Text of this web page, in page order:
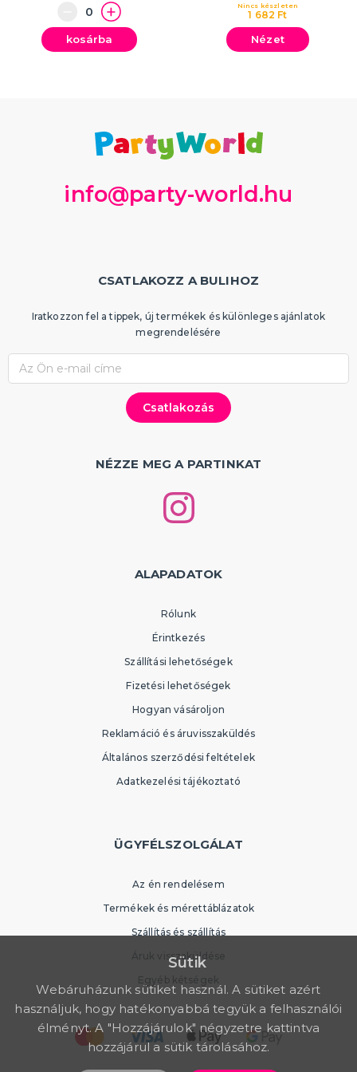
kosárba
1 682 Ft
Nincs készleten
Nézet
info@party-world.hu
CSATLAKOZZ A BULIHOZ
Iratkozzon fel a tippek, új termékek és különleges ajánlatok
megrendelésére
NÉZZE MEG A PARTINKAT
ALAPADATOK
Rólunk
Érintkezés
Szállítási lehetőségek
Fizetési lehetőségek
Hogyan vásároljon
Reklamáció és áruvisszaküldés
Általános szerződési feltételek
Adatkezelési tájékoztató
ÜGYFÉLSZOLGÁLAT
Az én rendelésem
Termékek és mérettáblázatok
Szállítás és szállítás
Áruk visszaküldése
Egyéb kétségek
Sütik
Webáruházunk sütiket használ. A sütiket azért
használjuk, hogy hatékonyabbá tegyük a felhasználói
élményt. A "Hozzájárulok" négyzetre kattintva
hozzájárul a sütik tárolásához.